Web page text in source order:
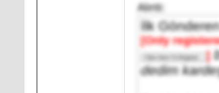
Alıntı:
İlk
[Only
]
dedim